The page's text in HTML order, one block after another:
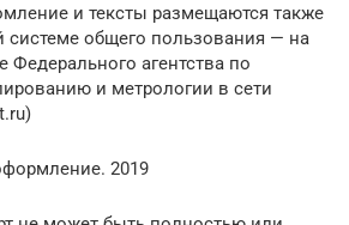
и тексты размещаются также
общего пользования — на
агентства по
и метрологии в сети
2019